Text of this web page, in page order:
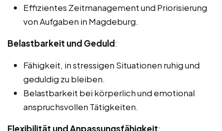
Effizientes Zeitmanagement und Priorisierung
von Aufgaben in Magdeburg.
Belastbarkeit und Geduld:
Fähigkeit, in stressigen Situationen ruhig und
geduldig zu bleiben.
Belastbarkeit bei körperlich und emotional
anspruchsvollen Tätigkeiten.
Flexibilität und Anpassungsfähigkeit: